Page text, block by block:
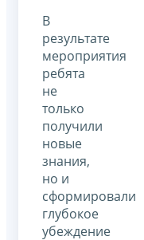
В
результате
мероприятия
ребята
не
только
получили
новые
знания,
но и
сформировали
глубокое
убеждение